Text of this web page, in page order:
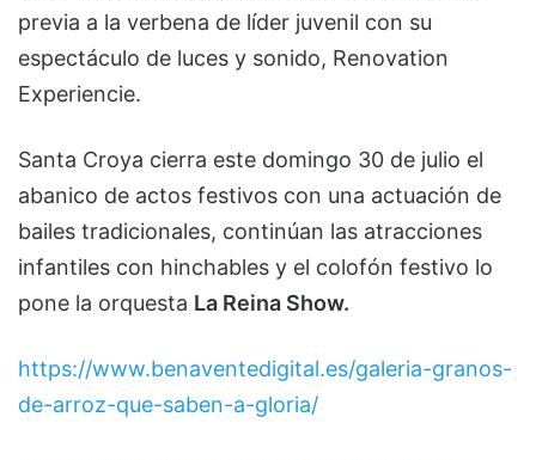
previa a la verbena de líder juvenil con su
espectáculo de luces y sonido, Renovation
Experiencie.
Santa Croya cierra este domingo 30 de julio el
abanico de actos festivos con una actuación de
bailes tradicionales, continúan las atracciones
infantiles con hinchables y el colofón festivo lo
pone la orquesta La Reina Show.
https://www.benaventedigital.es/galeria-granos-
de-arroz-que-saben-a-gloria/